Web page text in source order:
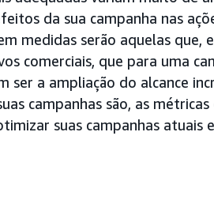
da sua campanha nas
medidas serão aquelas que,
comerciais, que para uma
ser a ampliação do alcance
campanhas são, as
suas campanhas atuais